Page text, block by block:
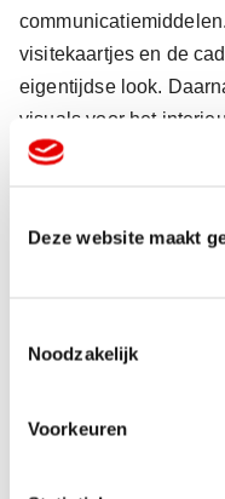
Deze website maakt
Noodzakelijk
Voorkeuren
visitekaartjes en de
eigentijdse look.
visuals voor het
buitenzijde van het